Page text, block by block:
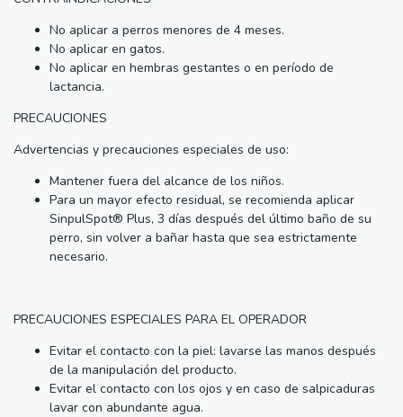
No aplicar a perros menores de 4 meses.
No aplicar en gatos.
No aplicar en hembras gestantes o en período de
lactancia.
PRECAUCIONES
Advertencias y precauciones especiales de uso:
Mantener fuera del alcance de los niños.
Para un mayor efecto residual, se recomienda aplicar
SinpulSpot® Plus, 3 días después del último baño de su
perro, sin volver a bañar hasta que sea estrictamente
necesario.
PRECAUCIONES ESPECIALES PARA EL OPERADOR
Evitar el contacto con la piel: lavarse las manos después
de la manipulación del producto.
Evitar el contacto con los ojos y en caso de salpicaduras
lavar con abundante agua.